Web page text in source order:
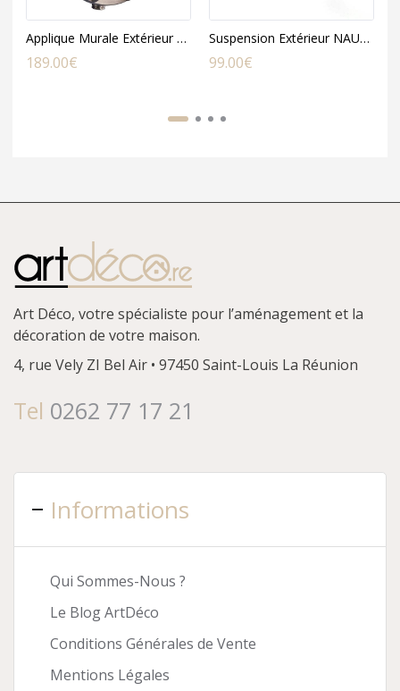
Applique Murale Extérieur POLPERRO en Nickel Gris
189.00€
Suspension Extérieur NAUTICA en Métal Cuivré
99.00€
Art Déco, votre spécialiste pour l’aménagement et la
décoration de votre maison.
4, rue Vely ZI Bel Air • 97450 Saint-Louis La Réunion
Tel 0262 77 17 21
Informations
Qui Sommes-Nous ?
Le Blog ArtDéco
Conditions Générales de Vente
Mentions Légales